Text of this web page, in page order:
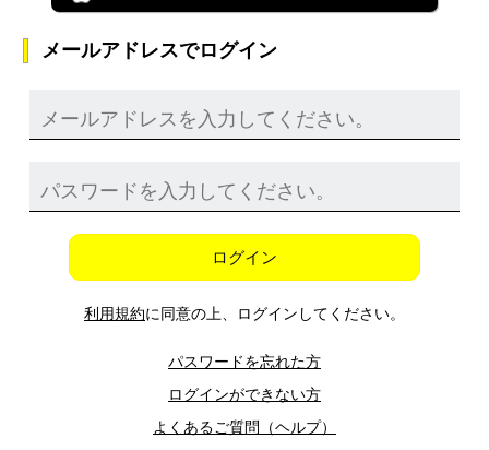
メールアドレスでログイン
ログイン
利用規約に同意の上、ログインしてください。
パスワードを忘れた方
ログインができない方
よくあるご質問（ヘルプ）